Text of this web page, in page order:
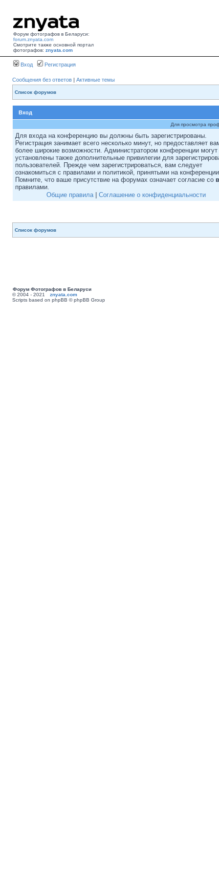
Форум фотографов в Беларуси:
forum.znyata.com
Смотрите также основной портал
фотографов: znyata.com
Вход Регистрация
Сообщения без ответов | Активные темы
Список форумов
Вход
Для просмотра
Для входа на конференцию вы должны быть зарегистрированы.
Регистрация занимает всего несколько минут, но предоставляет
более широкие возможности. Администратором конференции
установлены также дополнительные привилегии для
пользователей. Прежде чем зарегистрироваться, вам следует
ознакомиться с правилами и политикой, принятыми на
Помните, что ваше присутствие на форумах означает согласие со
правилами.
Общие правила| Соглашение о конфиденциальности
Список форумов
Форум Фотографов в Беларуси
© 2004 - 2021 znyata.com
Scripts based on phpBB © phpBB Group